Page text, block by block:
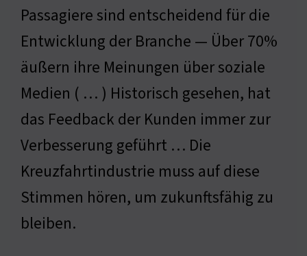
Passagiere sind entscheidend für die
Entwicklung der Branche — Über 70%
äußern ihre Meinungen über soziale
Medien ( … ) Historisch gesehen, hat
das Feedback der Kunden immer zur
Verbesserung geführt … Die
Kreuzfahrtindustrie muss auf diese
Stimmen hören, um zukunftsfähig zu
bleiben.